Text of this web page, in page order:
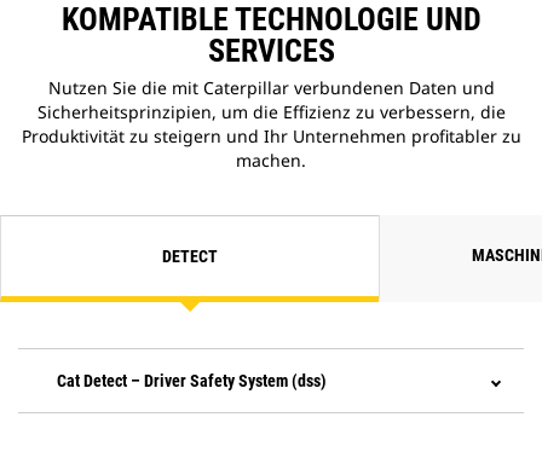
KOMPATIBLE TECHNOLOGIE UND
SERVICES
Nutzen Sie die mit Caterpillar verbundenen Daten und
Sicherheitsprinzipien, um die Effizienz zu verbessern, die
Produktivität zu steigern und Ihr Unternehmen profitabler zu
machen.
DETECT
Cat Detect – Driver Safety System (dss)